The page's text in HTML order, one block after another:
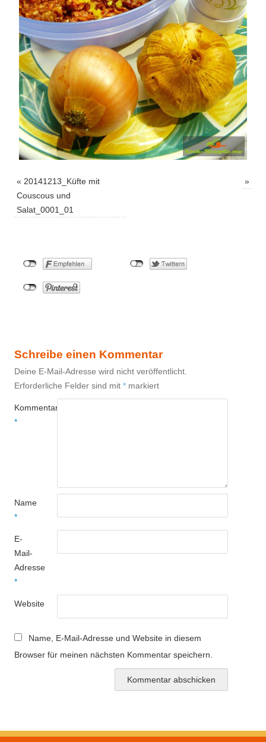
« 20141213_Küfte mit
Couscous und
Salat_0001_01
»
Schreibe einen Kommentar
Deine E-Mail-Adresse wird nicht veröffentlicht.
Erforderliche Felder sind mit * markiert
Kommentar
*
Name
*
E-
Mail-
Adresse
*
Website
Name, E-Mail-Adresse und Website in diesem
Browser für meinen nächsten Kommentar speichern.